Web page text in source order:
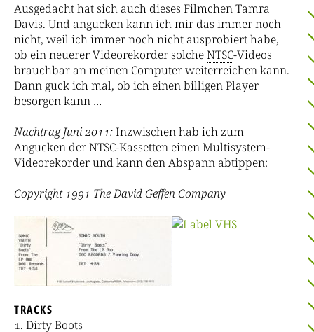
Ausgedacht hat sich auch dieses Filmchen Tamra
Davis. Und angucken kann ich mir das immer noch
nicht, weil ich immer noch nicht ausprobiert habe,
ob ein neuerer Videorekorder solcheNTSC-Videos
brauchbar an meinen Computer weiterreichen kann.
Dann guck ich mal, ob ich einen billigen Player
besorgen kann …
Nachtrag Juni 2011:Inzwischen hab ich zum
Angucken der NTSC-Kassetten einen Multisystem-
Videorekorder und kann den Abspann abtippen:
Copyright 1991 The David Geffen Company
TRACKS
Dirty Boots